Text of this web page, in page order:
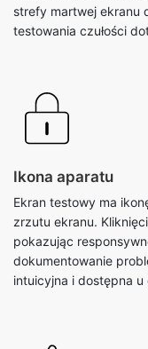
strefy martwej ekranu
testowania czułości
Ikona aparatu
Ekran testowy ma
zrzutu ekranu.
pokazując
dokumentowanie
intuicyjna i dostępna u